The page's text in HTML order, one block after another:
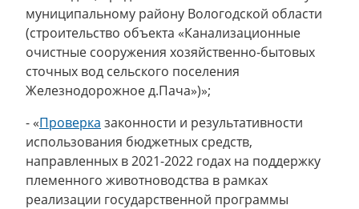
муниципальному району Вологодской области
(строительство объекта «Канализационные
очистные сооружения хозяйственно-бытовых
сточных вод сельского поселения
Железнодорожное д.Пача»)»;
- «Проверка законности и результативности
использования бюджетных средств,
направленных в 2021-2022 годах на поддержку
племенного животноводства в рамках
реализации государственной программы